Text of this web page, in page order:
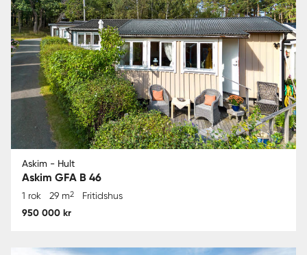
Askim - Hult
Askim GFA B 46
1 rok 29 m2 Fritidshus
950 000 kr